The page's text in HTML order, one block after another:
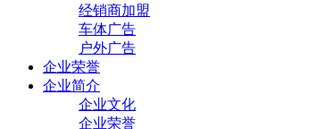
经销商加盟
车体广告
户外广告
企业荣誉
企业简介
企业文化
企业荣誉